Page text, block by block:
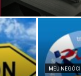
MEU